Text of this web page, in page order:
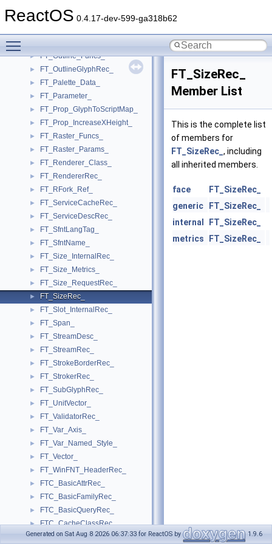
ReactOS 0.4.17-dev-599-ga318b62
► FT_Multi_Master_
► FT_Outline_Funcs_
► FT_OutlineGlyphRec_
► FT_Palette_Data_
► FT_Parameter_
► FT_Prop_GlyphToScriptMap_
► FT_Prop_IncreaseXHeight_
► FT_Raster_Funcs_
► FT_Raster_Params_
► FT_Renderer_Class_
► FT_RendererRec_
► FT_RFork_Ref_
► FT_ServiceCacheRec_
► FT_ServiceDescRec_
► FT_SfntLangTag_
► FT_SfntName_
► FT_Size_InternalRec_
► FT_Size_Metrics_
► FT_Size_RequestRec_
► FT_SizeRec_
► FT_Slot_InternalRec_
► FT_Span_
► FT_StreamDesc_
► FT_StreamRec_
► FT_StrokeBorderRec_
► FT_StrokerRec_
► FT_SubGlyphRec_
► FT_UnitVector_
► FT_ValidatorRec_
► FT_Var_Axis_
► FT_Var_Named_Style_
► FT_Vector_
► FT_WinFNT_HeaderRec_
► FTC_BasicAttrRec_
► FTC_BasicFamilyRec_
► FTC_BasicQueryRec_
► FTC_CacheClassRec_
► FTC_CacheRec_
FT_SizeRec_
Member List
This is the complete list
of members for
FT_SizeRec_ , including
all inherited members.
face
FT_SizeRec_
generic
FT_SizeRec_
internal
FT_SizeRec_
metrics
FT_SizeRec_
Generated on Sat Aug 8 2026 06:37:33 for ReactOS by 1.9.6